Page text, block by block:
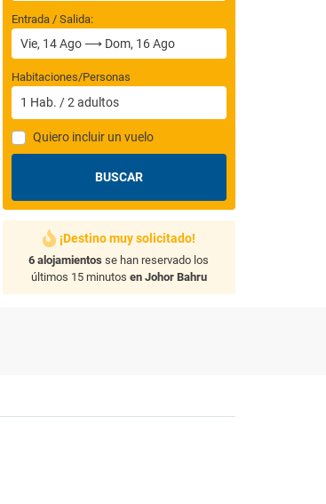
Entrada / Salida:
Habitaciones/Personas
1 Hab. /2 adultos
Quiero incluir un vuelo
BUSCAR
¡Destino muy solicitado!
6 alojamientos se han reservado los
últimos 15 minutos en Johor Bahru